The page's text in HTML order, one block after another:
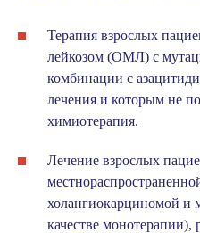
Терапия взрослых
лейкозом (ОМЛ) с
комбинации с
лечения и которым не
химиотерапия.
Лечение взрослых
холангиокарциномой и
качестве монотерапии),